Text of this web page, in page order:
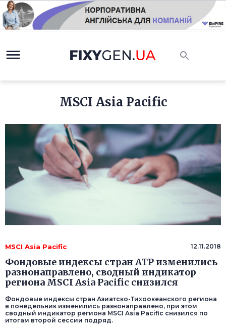
MSCI Asia Pacific
MSCI Asia Pacific 12.11.2018
Фондовые индексы стран АТР изменились
разнонаправлено, сводный индикатор
региона MSCI Asia Pacific снизился
Фондовые индексы стран Азиатско-Тихоокеанского региона
в понедельник изменились разнонаправлено, при этом
сводный индикатор региона MSCI Asia Pacific снизился по
итогам второй сессии подряд.